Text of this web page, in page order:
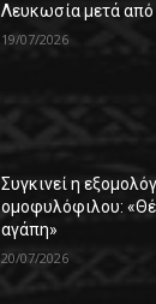
Λευκωσία μετά
19/07/2026
Συγκινεί η
ομοφυλόφιλου:
αγάπη»
20/07/2026